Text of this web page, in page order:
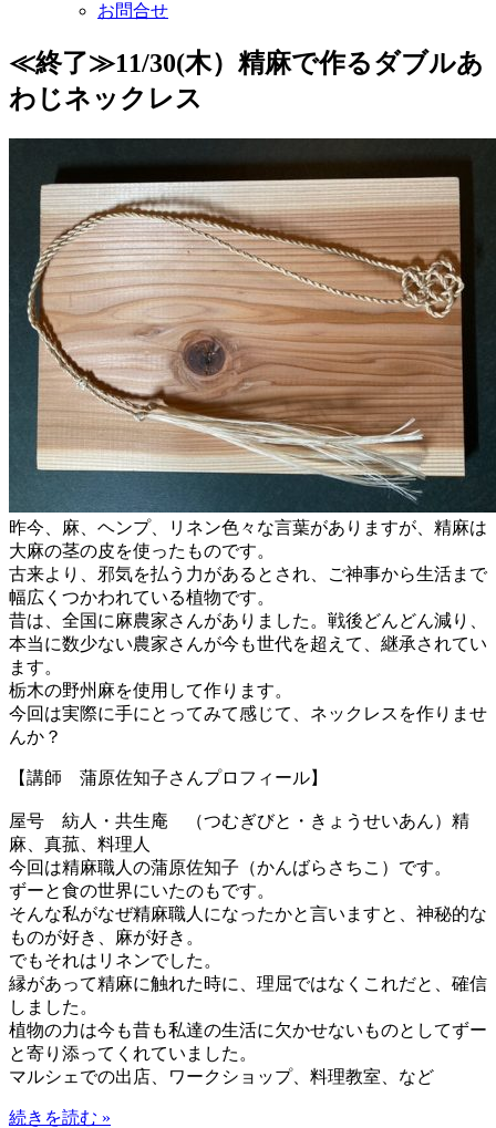
お問合せ
≪終了≫11/30(木）精麻で作るダブルあ
わじネックレス
昨今、麻、ヘンプ、リネン色々な言葉がありますが、精麻は
大麻の茎の皮を使ったものです。
古来より、邪気を払う力があるとされ、ご神事から生活まで
幅広くつかわれている植物です。
昔は、全国に麻農家さんがありました。戦後どんどん減り、
本当に数少ない農家さんが今も世代を超えて、継承されてい
ます。
栃木の野州麻を使用して作ります。
今回は実際に手にとってみて感じて、ネックレスを作りませ
んか？
【講師 蒲原佐知子さんプロフィール】
屋号 紡人・共生庵 （つむぎびと・きょうせいあん）精
麻、真菰、料理人
今回は精麻職人の蒲原佐知子（かんばらさちこ）です。
ずーと食の世界にいたのもです。
そんな私がなぜ精麻職人になったかと言いますと、神秘的な
ものが好き、麻が好き。
でもそれはリネンでした。
縁があって精麻に触れた時に、理屈ではなくこれだと、確信
しました。
植物の力は今も昔も私達の生活に欠かせないものとしてずー
と寄り添ってくれていました。
マルシェでの出店、ワークショップ、料理教室、など
続きを読む »